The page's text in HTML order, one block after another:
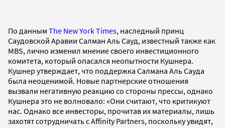
По данным The New York Times, наследный принц
Саудовской Аравии Салман Аль Сауд, известный также как
MBS, лично изменил мнение своего инвестиционного
комитета, который опасался неопытности Кушнера.
Кушнер утверждает, что поддержка Салмана Аль Сауда
была неоценимой. Новые партнерские отношения
вызвали негативную реакцию со стороны прессы, однако
Кушнера это не волновало: «Они считают, что критикуют
нас. Однако все инвесторы, прочитав их материалы, лишь
захотят сотрудничать с Affinity Partners, поскольку увидят,